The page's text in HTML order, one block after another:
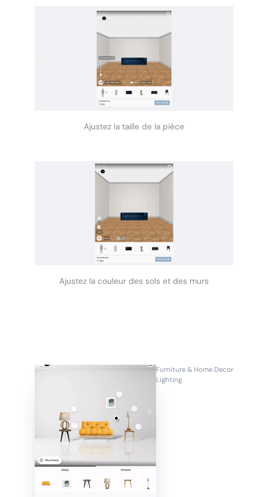
Ajustez la taille de la pièce
Ajustez la couleur des sols et des murs
Furniture & Home Decor
Lighting